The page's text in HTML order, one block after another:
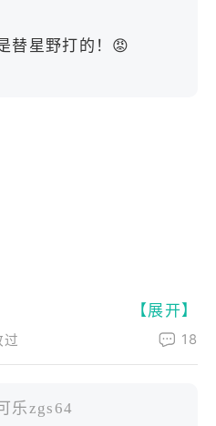
莉从来就不在别的地
直住在我的心里呀！
你看！ ​目光所及之
子满​怀。​😍😍
优香是越看越可爱的，
于这机会上的小粗腿优
与手套之间露出的白皙
了。第二，我非常喜欢
久很久之前，在认识优
的xp使然。然而优香她
可爱）。（倒吸一口凉
已经到了仅仅是看一眼
度。然而体操服优香并
是给你看一眼，哈哈。
让我很有感觉，不如说
了我的xp量身定做的。
只看性格，优香也是数
公私分明，精明能干;但
情也会变得呆呆的。我
个爱丽丝当女儿，所以
优香是越看越可爱的，
替星野打的！😡
【展开】
过 18
乐zgs64